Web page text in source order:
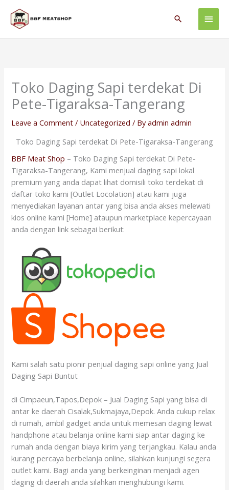
content
Main
Search
Toko Daging Sapi terdekat Di
Pete-Tigaraksa-Tangerang
Leave a Comment / Uncategorized / Byadmin admin
Toko Daging Sapi terdekat Di Pete-Tigaraksa-Tangerang
BBF Meat Shop – Toko Daging Sapi terdekat Di Pete-
Tigaraksa-Tangerang, Kami menjual daging sapi lokal
premium yang anda dapat lihat domisili toko terdekat di
daftar toko kami [Outlet Locolation] atau kami juga
menyediakan layanan antar yang bisa anda akses melewati
kios online kami [Home] ataupun marketplace kepercayaan
anda dengan link sebagai berikut:
Kami salah satu pionir penjual daging sapi online yang Jual
Daging Sapi Buntut
di Cimpaeun,Tapos,Depok – Jual Daging Sapi yang bisa di
antar ke daerah Cisalak,Sukmajaya,Depok. Anda cukup relax
di rumah, ambil gadget anda untuk memesan daging lewat
handphone atau belanja online kami siap antar daging ke
rumah anda dengan biaya kirim yang terjangkau. Kalau anda
kurang percaya berbelanja online, silahkan kunjungi segera
outlet kami. Bagi anda yang berkeinginan menjadi agen
daging di daerah anda silahkan menghubungi kami.